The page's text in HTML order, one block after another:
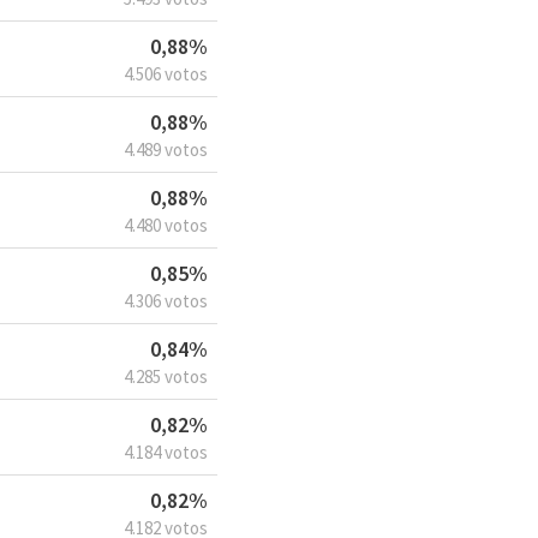
0,88%
4.506 votos
0,88%
4.489 votos
0,88%
4.480 votos
0,85%
4.306 votos
0,84%
4.285 votos
0,82%
4.184 votos
0,82%
4.182 votos